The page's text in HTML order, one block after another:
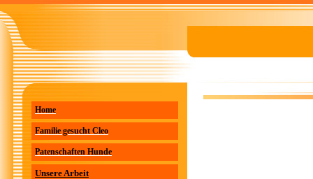
Home
Familie gesucht Cleo
Patenschaften Hunde
Unsere Arbeit